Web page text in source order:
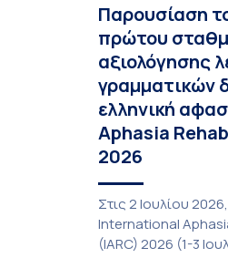
Παρουσίαση
πρώτου
αξιολόγησης
γραμματικών
ελληνική
Aphasia
2026
Στις 2 Ιουλίου
International
(IARC) 2026 (1-3